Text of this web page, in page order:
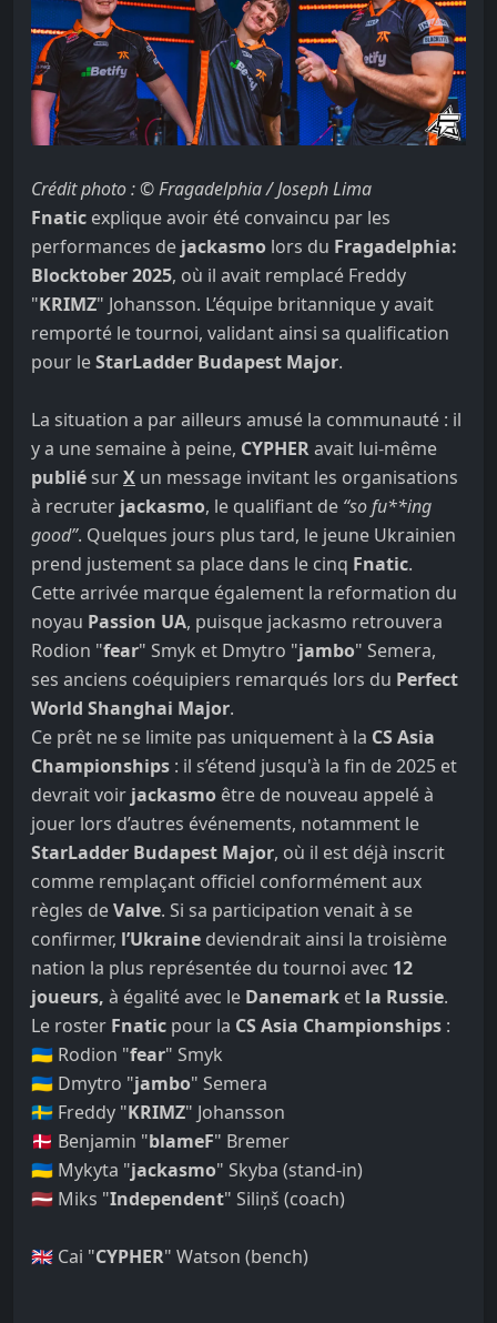
Crédit photo : © Fragadelphia / Joseph Lima
Fnatic explique avoir été convaincu par les
performances de jackasmo lors du Fragadelphia:
Blocktober 2025, où il avait remplacé Freddy
"KRIMZ" Johansson. L’équipe britannique y avait
remporté le tournoi, validant ainsi sa qualification
pour leStarLadder Budapest Major.
La situation a par ailleurs amusé la communauté : il
y a une semaine à peine, CYPHERavait lui-même
publiésurX un message invitant les organisations
à recruter jackasmo, le qualifiant de “so fu**ing
good”. Quelques jours plus tard, le jeune Ukrainien
prend justement sa place dans le cinq Fnatic.
Cette arrivée marque également la reformation du
noyau Passion UA, puisque jackasmo retrouvera
Rodion "fear" Smyk et Dmytro "jambo" Semera,
ses anciens coéquipiers remarqués lors du Perfect
World Shanghai Major.
Ce prêt ne se limite pas uniquement à la CS Asia
Championships : il s’étend jusqu'à la fin de 2025 et
devrait voir jackasmo être de nouveau appelé à
jouer lors d’autres événements, notamment le
StarLadder Budapest Major, où il est déjà inscrit
comme remplaçant officiel conformément aux
règles deValve. Si sa participation venait à se
confirmer, l’Ukraine deviendrait ainsi la troisième
nation la plus représentée du tournoi avec 12
joueurs, à égalité avec le Danemark et la Russie.
Le roster Fnatic pour la CS Asia Championships :
🇺🇦 Rodion "fear" Smyk
🇺🇦 Dmytro "jambo" Semera
🇸🇪 Freddy "KRIMZ" Johansson
🇩🇰 Benjamin "blameF" Bremer
🇺🇦 Mykyta "jackasmo" Skyba (stand-in)
🇱🇻 Miks "Independent" Siliņš (coach)
🇬🇧 Cai "CYPHER" Watson (bench)